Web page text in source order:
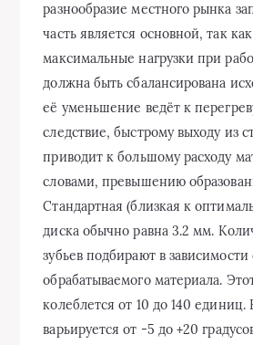
разнообразие местного рынка
часть является основной, так
максимальные нагрузки при
должна быть сбалансирована
её уменьшение ведёт к
следствие, быстрому выходу из
приводит к большому расходу
словами, превышению
Стандартная (близкая к
диска обычно равна 3.2 мм.
зубьев подбирают в зависимости
обрабатываемого материала.
колеблется от 10 до 140 единиц.
варьируется от -5 до +20